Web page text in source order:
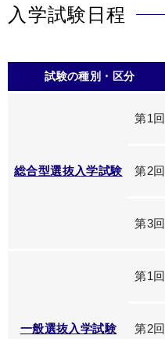
入学試験日程
試験の種別・区分
総合型選抜入学試験
第1回
第2回
第3回
一般選抜入学試験
第1回
第2回